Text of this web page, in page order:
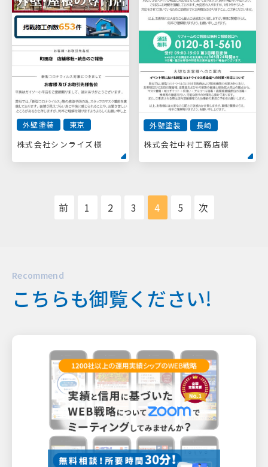
外壁塗装 東京
株式会社シンライズ様
外壁塗装 長崎
株式会社中村工務店様
前 1 2 3 4 5 次
Recommend
こちらも御覧ください!